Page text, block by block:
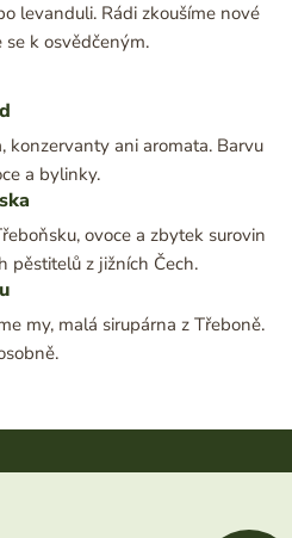
levanduli. Rádi zkoušíme nové
se k osvědčeným.
konzervanty ani aromata. Barvu
a bylinky.
ovoce a zbytek surovin
pěstitelů z jižních Čech.
my, malá sirupárna z Třeboně.